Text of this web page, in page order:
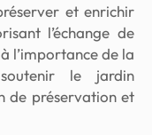
et enrichir
l’échange de
l’importance de la
le jardin
de préservation et